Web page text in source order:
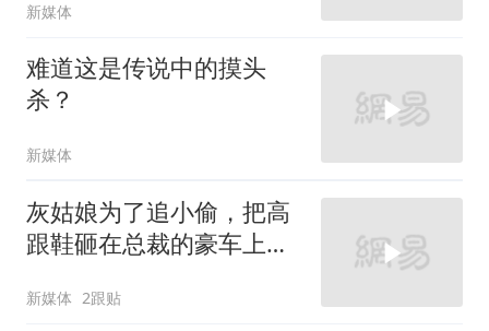
新媒体
难道这是传说中的摸头
杀？
新媒体
灰姑娘为了追小偷，把高
跟鞋砸在总裁的豪车上，
新媒体 2跟贴